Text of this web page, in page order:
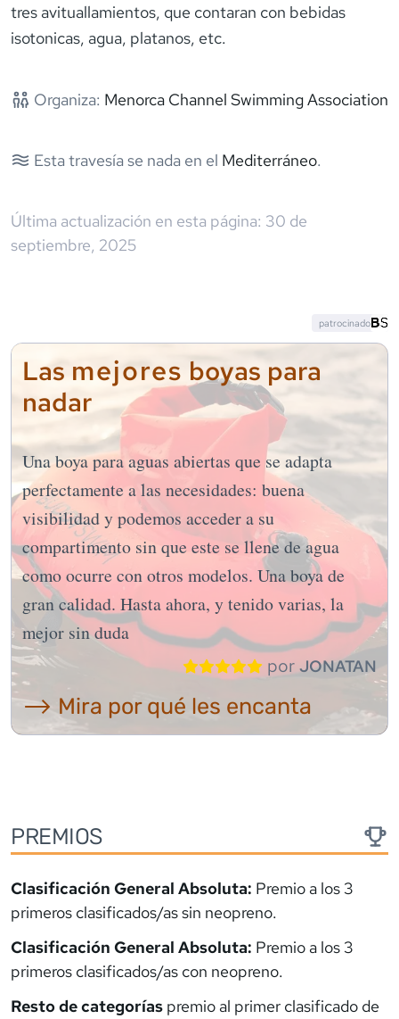
tres avituallamientos, que contaran con bebidas
Organiza: Menorca Channel Swimming Association
Esta travesía se nada en el Mediterráneo.
Última actualización en esta página: 30 de
septiembre, 2025
Las mejores boyas para
nadar
Una boya para aguas abiertas que se adapta
perfectamente a las necesidades: buena
visibilidad y podemos acceder a su
compartimento sin que este se llene de agua
como ocurre con otros modelos. Una boya de
gran calidad. Hasta ahora, y tenido varias, la
mejor sin duda
por JONATAN
⟶ Mira por qué les encanta
patrocinado
PREMIOS
Clasificación General Absoluta: Premio a los 3
primeros clasificados/as sin neopreno.
Clasificación General Absoluta: Premio a los 3
primeros clasificados/as con neopreno.
Resto de categorías premio al primer clasificado de